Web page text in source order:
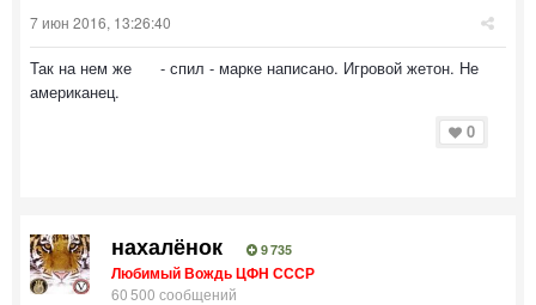
7 июн 2016, 13:26:40
Так на нем же - спил - марке написано. Игровой жетон. Не
американец.
0
нахалёнок 9 735
Любимый Вождь ЦФН СССР
60 500 сообщений